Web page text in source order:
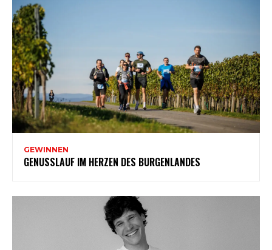
GEWINNEN
GENUSSLAUF IM HERZEN DES BURGENLANDES